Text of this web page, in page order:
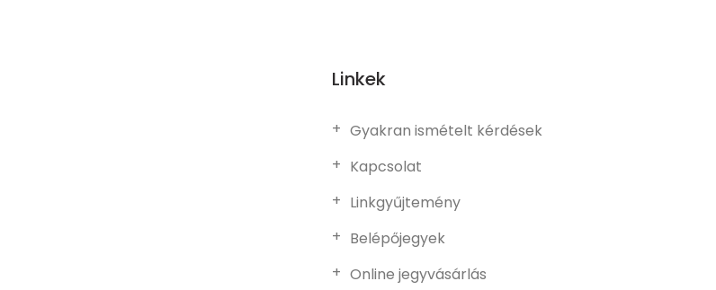
Linkek
Gyakran ismételt kérdések
Kapcsolat
Linkgyűjtemény
Belépőjegyek
Online jegyvásárlás